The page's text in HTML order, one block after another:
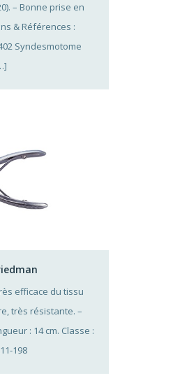
– Bonne prise en
& Références :
Syndesmotome
efficace du tissu
très résistante. –
: 14 cm. Classe :
198